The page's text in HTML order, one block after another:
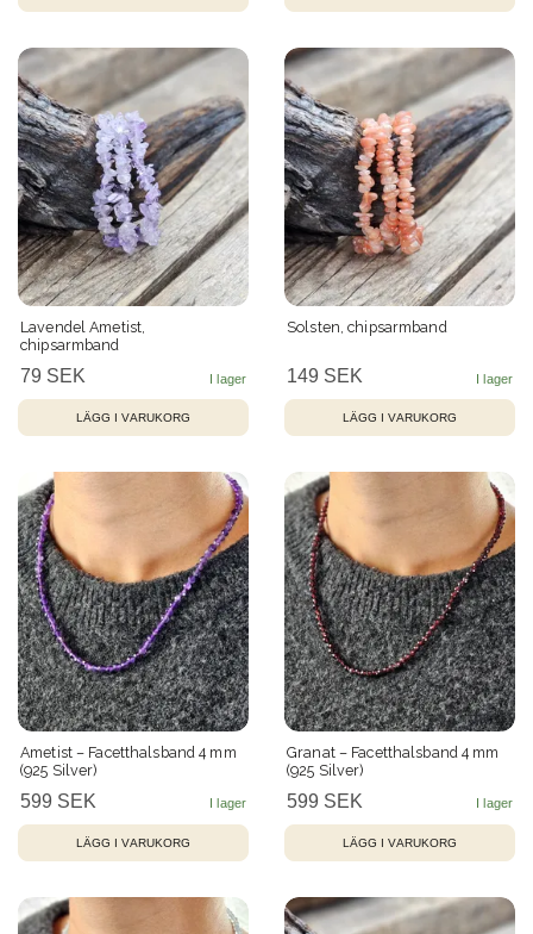
Lavendel Ametist,
chipsarmband
79 SEK
Solsten, chipsarmband
149 SEK
Ametist – Facetthalsband 4 mm
(925 Silver)
599 SEK
Granat – Facetthalsband 4 mm
(925 Silver)
599 SEK